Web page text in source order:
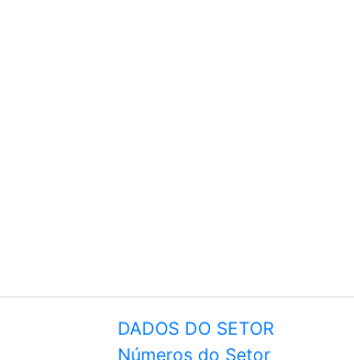
DADOS DO SETOR
Números do Setor